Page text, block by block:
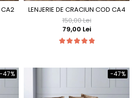
CA2
LENJERIE DE CRACIUN COD CA4
150,00 Lei
79,00 Lei
-47% -47%